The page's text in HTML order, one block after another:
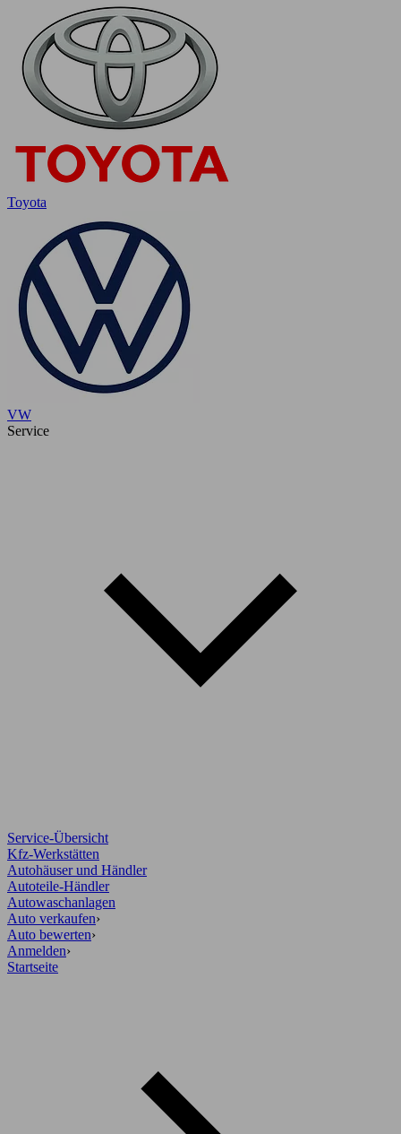
Toyota
VW
Service
Service-Übersicht
Kfz-Werkstätten
Autohäuser und Händler
Autoteile-Händler
Autowaschanlagen
Auto verkaufen›
Auto bewerten›
Anmelden›
Startseite